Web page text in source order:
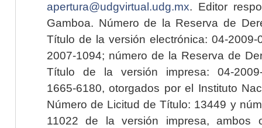
apertura@udgvirtual.udg.mx. Editor
Gamboa. Número de la Reserva de
Título de la versión electrónica: 04-2009-
2007-1094; número de la Reserva de
Título de la versión impresa: 04-2009-
1665-6180, otorgados por el Instituto
Número de Licitud de Título: 13449 y
11022 de la versión impresa, ambos